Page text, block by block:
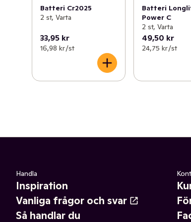
Batteri Cr2025
2 st, Varta
33,95 kr
16,98 kr /st
Batteri
Power C
2 st, Varta
49,50 kr
24,75 kr /st
Handla
Inspiration
Vanliga frågor och svar
Så handlar du